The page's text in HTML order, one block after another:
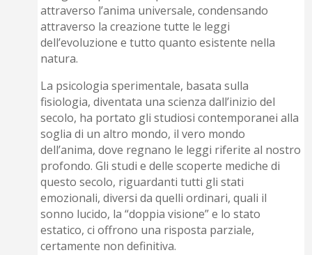
attraverso l’anima universale, condensando
attraverso la creazione tutte le leggi
dell’evoluzione e tutto quanto esistente nella
natura.
La psicologia sperimentale, basata sulla
fisiologia, diventata una scienza dall’inizio del
secolo, ha portato gli studiosi contemporanei alla
soglia di un altro mondo, il vero mondo
dell’anima, dove regnano le leggi riferite al nostro
profondo. Gli studi e delle scoperte mediche di
questo secolo, riguardanti tutti gli stati
emozionali, diversi da quelli ordinari, quali il
sonno lucido, la “doppia visione” e lo stato
estatico, ci offrono una risposta parziale,
certamente non definitiva.